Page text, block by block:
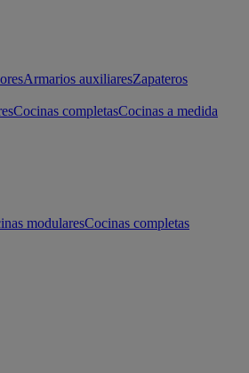
Armarios auxiliaresZapateros
Cocinas completasCocinas a medida
modularesCocinas completas